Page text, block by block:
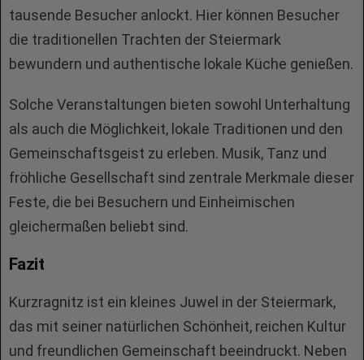
tausende Besucher anlockt. Hier können Besucher
die traditionellen Trachten der Steiermark
bewundern und authentische lokale Küche genießen.
Solche Veranstaltungen bieten sowohl Unterhaltung
als auch die Möglichkeit, lokale Traditionen und den
Gemeinschaftsgeist zu erleben. Musik, Tanz und
fröhliche Gesellschaft sind zentrale Merkmale dieser
Feste, die bei Besuchern und Einheimischen
gleichermaßen beliebt sind.
Fazit
Kurzragnitz ist ein kleines Juwel in der Steiermark,
das mit seiner natürlichen Schönheit, reichen Kultur
und freundlichen Gemeinschaft beeindruckt. Neben